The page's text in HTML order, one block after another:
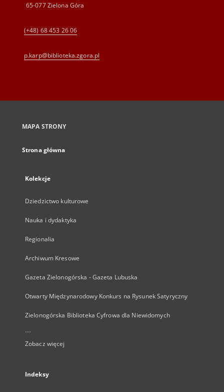
65-077 Zielona Góra
(+48) 68 453 26 06
p.karp@biblioteka.zgora.pl
MAPA STRONY
Strona główna
Kolekcje
Dziedzictwo kulturowe
Nauka i dydaktyka
Regionalia
Archiwum Kresowe
Gazeta Zielonogórska - Gazeta Lubuska
Otwarty Międzynarodowy Konkurs na Rysunek Satyryczny
Zielonogórska Biblioteka Cyfrowa dla Niewidomych
...
Zobacz więcej
Indeksy